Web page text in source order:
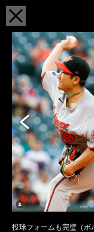
投球フォームも完璧（ボ